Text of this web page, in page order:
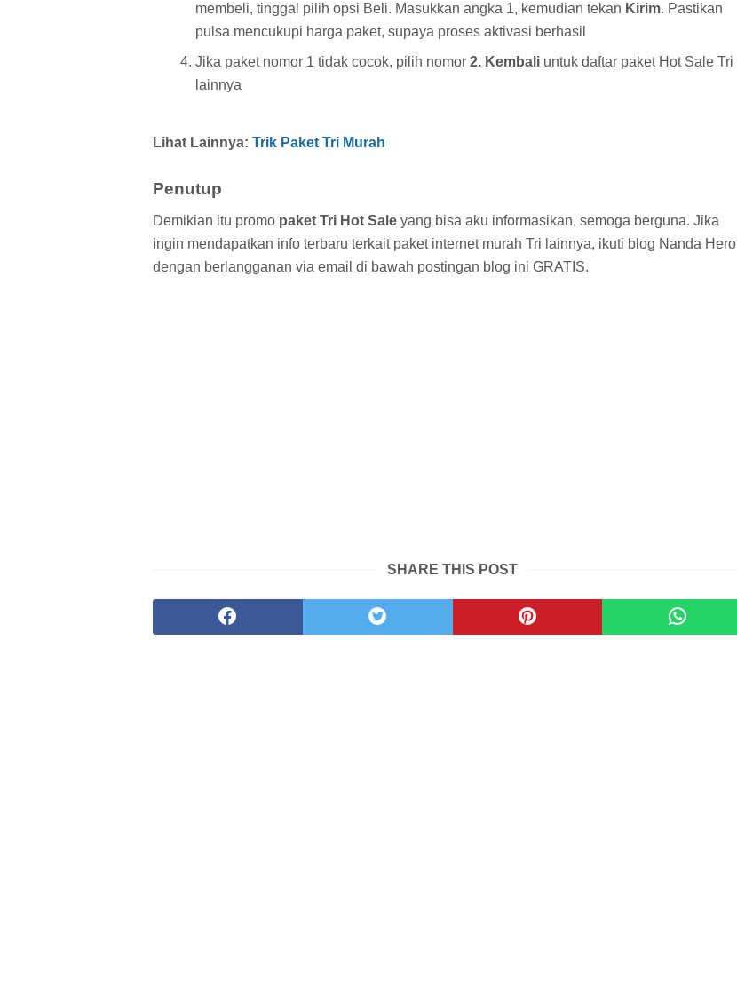
membeli, tinggal pilih opsi Beli. Masukkan angka 1, kemudian tekan Kirim. Pastikan
pulsa mencukupi harga paket, supaya proses aktivasi berhasil
Jika paket nomor 1 tidak cocok, pilih nomor 2. Kembali untuk daftar paket Hot Sale Tri
lainnya
Lihat Lainnya: Trik Paket Tri Murah
Penutup
Demikian itu promo paket Tri Hot Sale yang bisa aku informasikan, semoga berguna. Jika
ingin mendapatkan info terbaru terkait paket internet murah Tri lainnya, ikuti blog Nanda Hero
dengan berlangganan via email di bawah postingan blog ini GRATIS.
SHARE THIS POST